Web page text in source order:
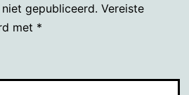
gepubliceerd. Vereiste
met *